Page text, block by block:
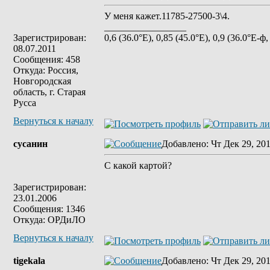
Зарегистрирован:
08.07.2011
Сообщения: 458
Откуда: Россия,
Новгородская
область, г. Старая
Русса
У меня кажет.11785-27500-3\4.
0,6 (36.0°E), 0,85 (45.0°E), 0,9 (36.0°E-
Вернуться к началу
сусанин
Зарегистрирован:
23.01.2006
Сообщения: 1346
Откуда: ОРДиЛО
Добавлено: Чт Дек 29,
С какой картой?
Вернуться к началу
tigekala Добавлено: Чт Дек 29,